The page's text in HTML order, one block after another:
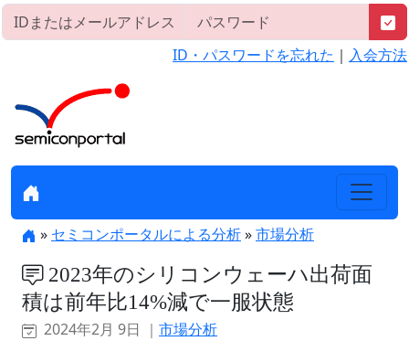
ID・パスワードを忘れた ｜ 入会方法
» セミコンポータルによる分析»市場分析
2023年のシリコンウェーハ出荷面
積は前年比14%減で一服状態
2024年2月 9日 ｜ 市場分析